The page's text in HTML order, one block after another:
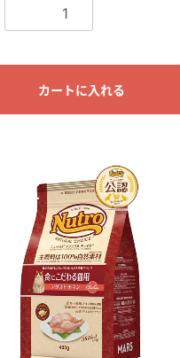
カートに入れる